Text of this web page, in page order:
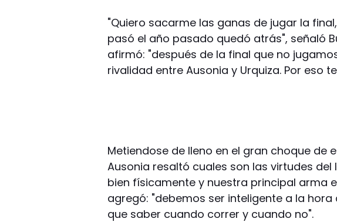
"Quiero sacarme las ganas de jugar la
pasó el año pasado quedó atrás", señaló
afirmó: "después de la final que no
rivalidad entre Ausonia y Urquiza. Por eso
Metiendose de lleno en el gran choque de
Ausonia resaltó cuales son las virtudes
bien físicamente y nuestra principal arma
agregó: "debemos ser inteligente a la
que saber cuando correr y cuando no".